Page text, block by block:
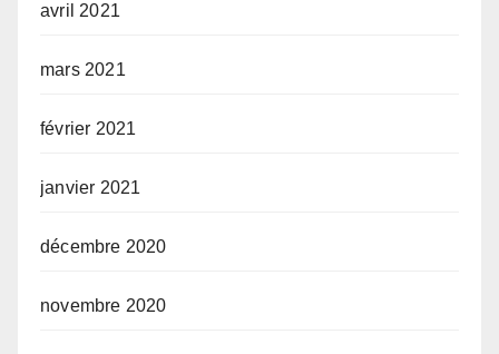
avril 2021
mars 2021
février 2021
janvier 2021
décembre 2020
novembre 2020